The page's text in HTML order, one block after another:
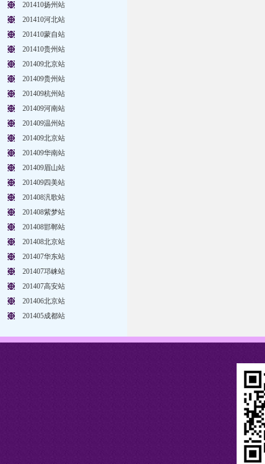
201410扬州站
201410河北站
201410蒙自站
201410贵州站
201409北京站
201409贵州站
201409杭州站
201409河南站
201409温州站
201409北京站
201409华南站
201409眉山站
201409四美站
201408汎歌站
201408紫梦站
201408邯郸站
201408北京站
201407华东站
201407邛崃站
201407高安站
201406北京站
201405成都站